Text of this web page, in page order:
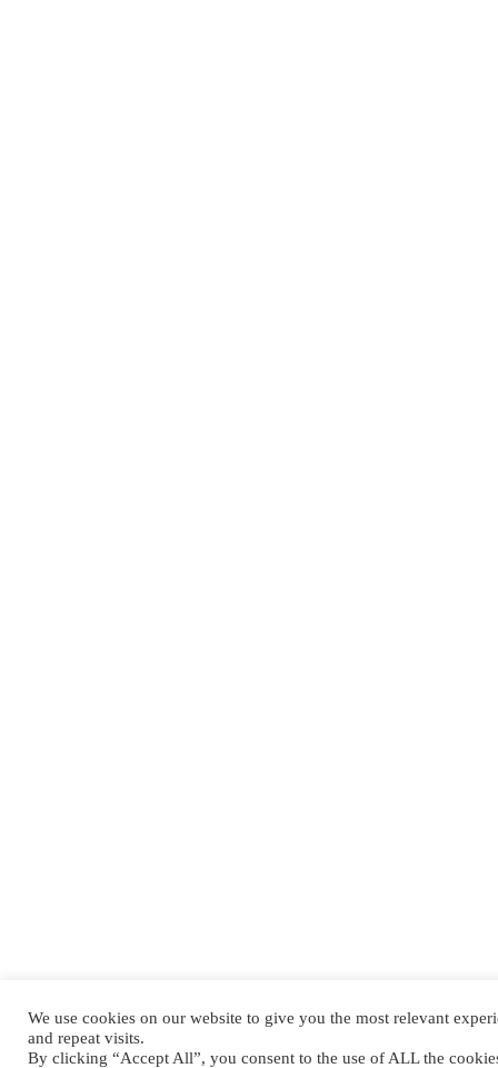
We use cookies on our website to give you the most relevant
and repeat visits.
By clicking “Accept All”, you consent to the use of ALL the